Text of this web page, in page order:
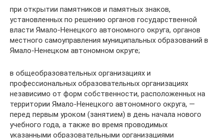
при открытии памятников и памятных знаков,
установленных по решению органов государственной
власти Ямало-Ненецкого автономного округа, органов
местного самоуправления муниципальных образований в
Ямало-Ненецком автономном округе;
в общеобразовательных организациях и
профессиональных образовательных организациях
независимо от форм собственности, расположенных на
территории Ямало-Ненецкого автономного округа, —
перед первым уроком (занятием) в день начала нового
учебного года, а также во время проводимых
указанными образовательными организациями